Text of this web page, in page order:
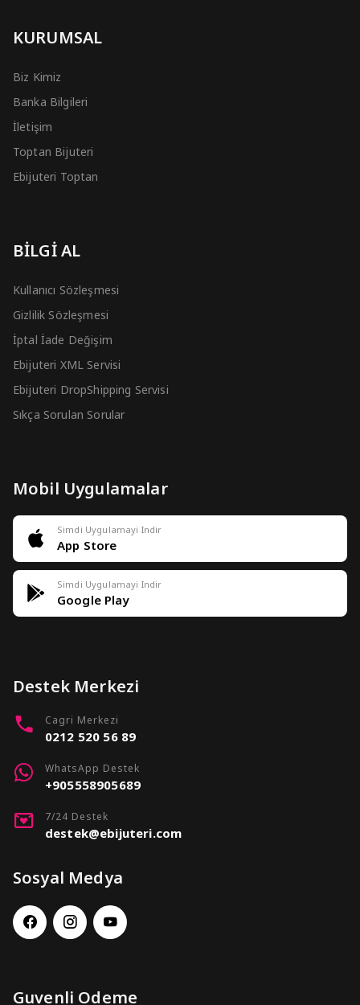
KURUMSAL
Biz Kimiz
Banka Bilgileri
İletişim
Toptan Bijuteri
Ebijuteri Toptan
BİLGİ AL
Kullanıcı Sözleşmesi
Gizlilik Sözleşmesi
İptal İade Değişim
Ebijuteri XML Servisi
Ebijuteri DropShipping Servisi
Sıkça Sorulan Sorular
Mobil Uygulamalar
Simdi Uygulamayi Indir
App Store
Simdi Uygulamayi Indir
Google Play
Destek Merkezi
Cagri Merkezi
0212 520 56 89
WhatsApp Destek
+905558905689
7/24 Destek
destek@ebijuteri.com
Sosyal Medya
Guvenli Odeme